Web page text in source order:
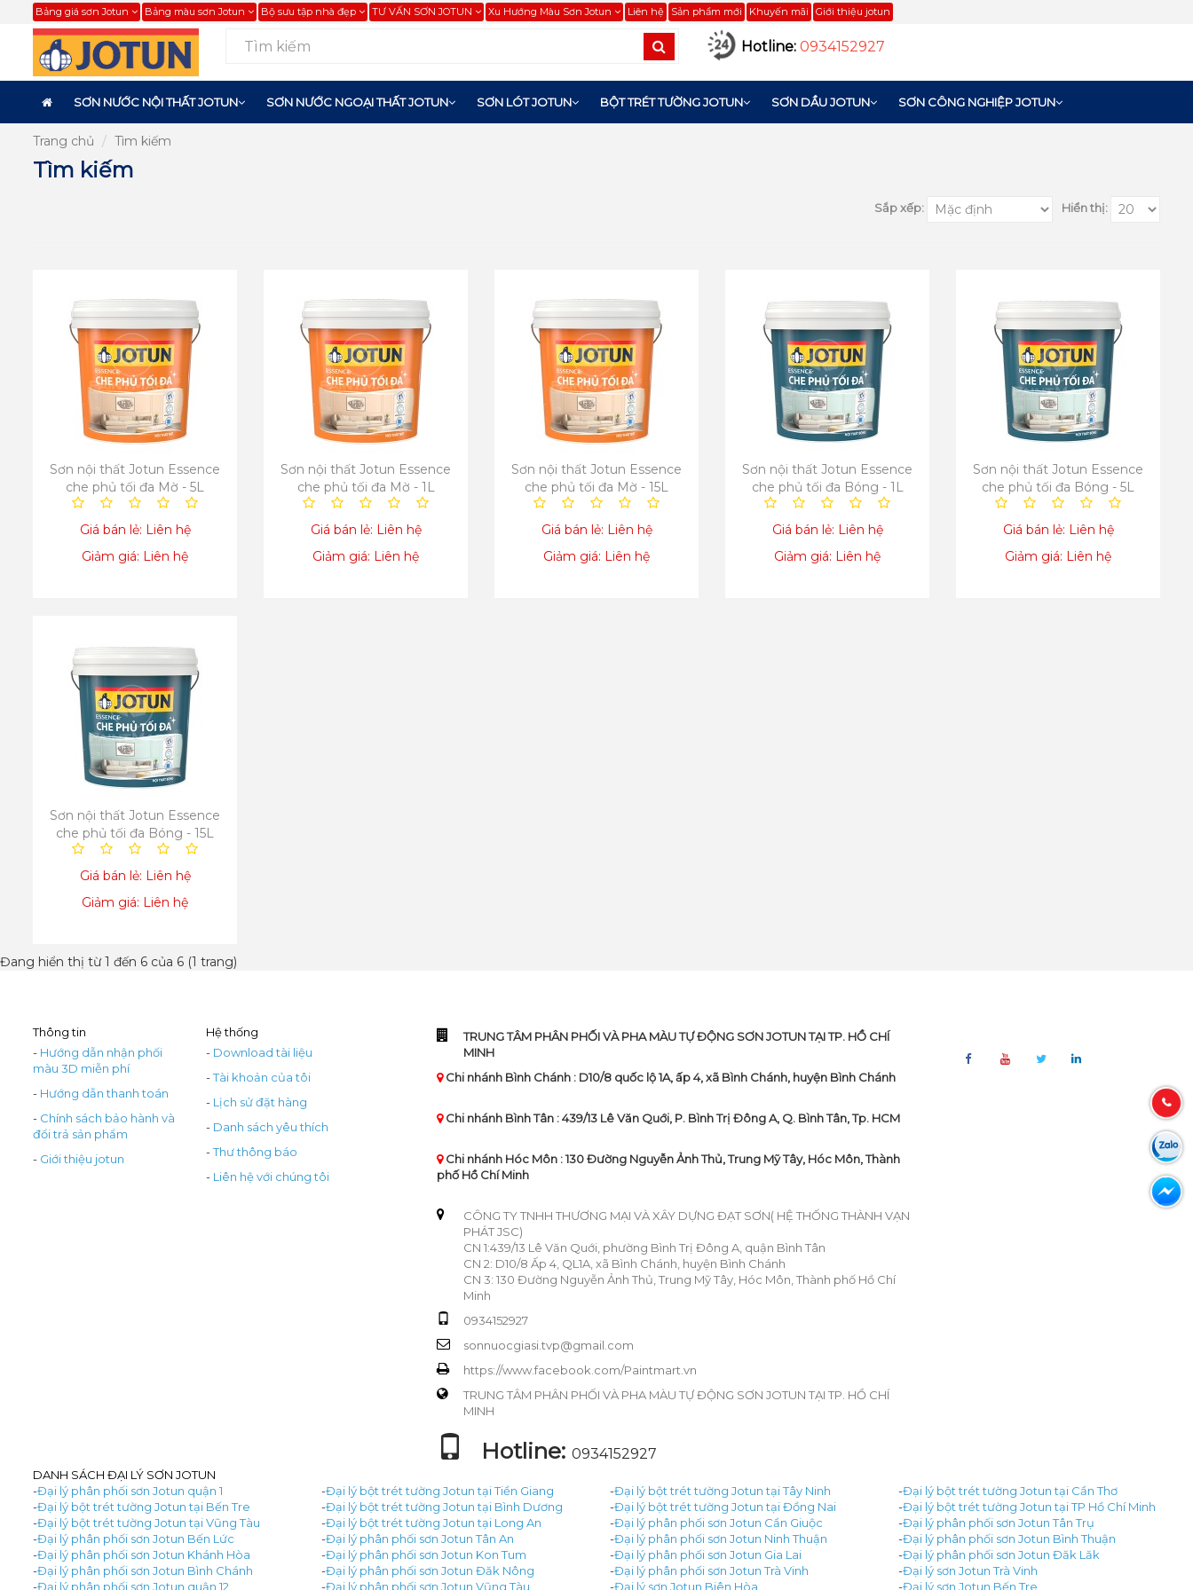
Bảng giá sơn Jotun Bảng màu sơn Jotun Bộ sưu tập nhà đẹp TƯ VẤN SƠN JOTUN Xu Hướng Màu Sơn Jotun Liên hệ Sản phẩm mới Khuyến mãi Giới thiệu jotun
Hotline:0934152927
SƠN NƯỚC NỘI THẤT JOTUN SƠN NƯỚC NGOẠI THẤT JOTUN SƠN LÓT JOTUN BỘT TRÉT TƯỜNG JOTUN SƠN DẦU JOTUN SƠN CÔNG NGHIỆP JOTUN
Trang chủ Tìm kiếm
Tìm kiếm
Hiển thị:
Sắp xếp:
Sơn nội thất Jotun Essence
che phủ tối đa Mờ - 5L
Giá bán lẻ: Liên hệ
Giảm giá: Liên hệ
Sơn nội thất Jotun Essence
che phủ tối đa Mờ - 1L
Giá bán lẻ: Liên hệ
Giảm giá: Liên hệ
Sơn nội thất Jotun Essence
che phủ tối đa Mờ - 15L
Giá bán lẻ: Liên hệ
Giảm giá: Liên hệ
Sơn nội thất Jotun Essence
che phủ tối đa Bóng - 1L
Giá bán lẻ: Liên hệ
Giảm giá: Liên hệ
Sơn nội thất Jotun Essence
che phủ tối đa Bóng - 5L
Giá bán lẻ: Liên hệ
Giảm giá: Liên hệ
Sơn nội thất Jotun Essence
che phủ tối đa Bóng - 15L
Giá bán lẻ: Liên hệ
Giảm giá: Liên hệ
Đang hiển thị từ 1 đến 6 của 6 (1 trang)
Thông tin
- Hướng dẫn nhận phối
màu 3D miễn phí
- Hướng dẫn thanh toán
- Chính sách bảo hành và
đổi trả sản phẩm
- Giới thiệu jotun
Hệ thống
- Download tài liệu
-Tài khoản của tôi
- Lịch sử đặt hàng
- Danh sách yêu thích
-Thư thông báo
- Liên hệ với chúng tôi
TRUNG TÂM PHÂN PHỐI VÀ PHA MÀU TỰ ĐỘNG SƠN JOTUN TẠI TP. HỒ CHÍ
MINH
Chi nhánh Bình Chánh : D10/8 quốc lộ 1A, ấp 4, xã Bình Chánh, huyện Bình Chánh
Chi nhánh Bình Tân : 439/13 Lê Văn Quới, P. Bình Trị Đông A, Q. Bình Tân, Tp. HCM
Chi nhánh Hóc Môn : 130 Đường Nguyễn Ảnh Thủ, Trung Mỹ Tây, Hóc Môn, Thành
phố Hồ Chí Minh
CÔNG TY TNHH THƯƠNG MẠI VÀ XÂY DỰNG ĐẠT SƠN( HỆ THỐNG THÀNH VẠN
PHÁT JSC)
CN 1:439/13 Lê Văn Quới, phường Bình Trị Đông A, quận Bình Tân
CN 2: D10/8 Ấp 4, QL1A, xã Bình Chánh, huyện Bình Chánh
CN 3: 130 Đường Nguyễn Ảnh Thủ, Trung Mỹ Tây, Hóc Môn, Thành phố Hồ Chí
Minh
0934152927
sonnuocgiasi.tvp@gmail.com
https://www.facebook.com/Paintmart.vn
TRUNG TÂM PHÂN PHỐI VÀ PHA MÀU TỰ ĐỘNG SƠN JOTUN TẠI TP. HỒ CHÍ
MINH
Hotline: 0934152927
DANH SÁCH ĐẠI LÝ SƠN JOTUN
-Đại lý phân phối sơn Jotun quận 1 -Đại lý bột trét tường Jotun tại Tiền Giang -Đại lý bột trét tường Jotun tại Tây Ninh -Đại lý bột trét tường Jotun tại Cần Thơ
-Đại lý bột trét tường Jotun tại Bến Tre -Đại lý bột trét tường Jotun tại Bình Dương -Đại lý bột trét tường Jotun tại Đồng Nai -Đại lý bột trét tường Jotun tại TP Hồ Chí Minh
-Đại lý bột trét tường Jotun tại Vũng Tàu -Đại lý bột trét tường Jotun tại Long An -Đại lý phân phối sơn Jotun Cần Giuộc -Đại lý phân phối sơn Jotun Tân Trụ
-Đại lý phân phối sơn Jotun Bến Lức -Đại lý phân phối sơn Jotun Tân An -Đại lý phân phối sơn Jotun Ninh Thuận -Đại lý phân phối sơn Jotun Bình Thuận
-Đại lý phân phối sơn Jotun Khánh Hòa -Đại lý phân phối sơn Jotun Kon Tum -Đại lý phân phối sơn Jotun Gia Lai -Đại lý phân phối sơn Jotun Đăk Lăk
-Đại lý phân phối sơn Jotun Bình Chánh -Đại lý phân phối sơn Jotun Đăk Nông -Đại lý phân phối sơn Jotun Trà Vinh -Đại lý sơn Jotun Trà Vinh
-Đại lý phân phối sơn Jotun quận 12 -Đại lý phân phối sơn Jotun Vũng Tàu -Đại lý sơn Jotun Biên Hòa -Đại lý sơn Jotun Bến Tre